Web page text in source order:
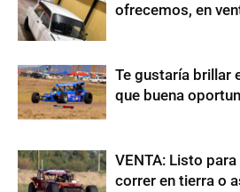
ofrecemos, en
Te gustaría brillar
que buena
VENTA: Listo
correr en tierra o